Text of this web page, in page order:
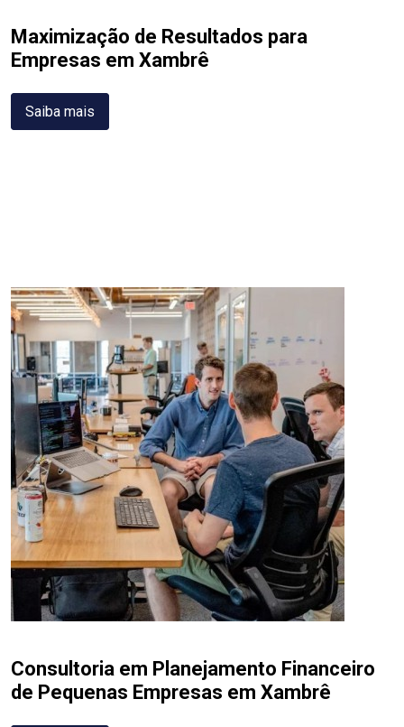
Maximização de Resultados para
Empresas em Xambrê
Saiba mais
Consultoria em Planejamento Financeiro
de Pequenas Empresas em Xambrê